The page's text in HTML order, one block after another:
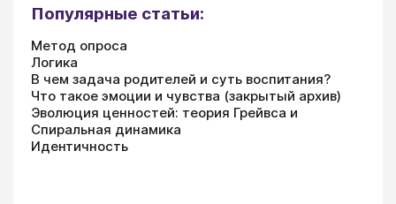
Популярные статьи:
Метод опроса
Логика
В чем задача родителей и суть воспитания?
Что такое эмоции и чувства (закрытый архив)
Эволюция ценностей: теория Грейвса и
Спиральная динамика
Идентичность